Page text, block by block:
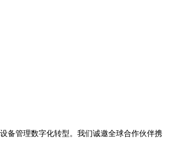
备管理数字化转型。我们诚邀全球合作伙伴携